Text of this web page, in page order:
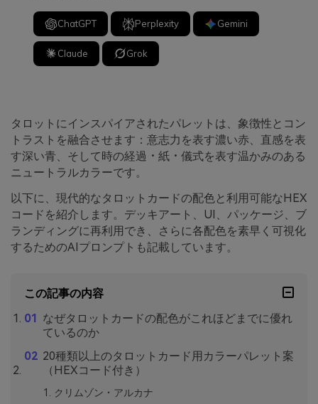
ChatGPT Perplexity Gemini
Claude Grok
タロットにインスパイアされたパレットは、象徴性とコン
トラストを融合させます：意志力を表す濃い赤、直感を表
す深い青、そして時の経過・紙・儀式を表す温かみのある
ニュートラルカラーです。
以下に、現代的なタロットカードの配色と利用可能なHEX
コードを紹介します。デッキアート、UI、パッケージ、ブ
ランディングに再利用でき、さらに各配色を素早く可視化
するためのAIプロンプトも記載しています。
この記事の内容
なぜタロットカードの配色がこれほどまでに優れ
ているのか
20種類以上のタロットカード用カラーパレット案
（HEXコード付き）
クリムゾン・アルカナ